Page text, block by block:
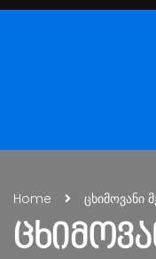
Home ცხიმოვანი